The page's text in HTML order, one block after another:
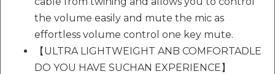
the volume easily and mute the mic as
effortless volume control one key mute.
【ULTRA LIGHTWEIGHT ANB COMFORTADLE
DO YOU HAVE SUCHAN EXPERIENCE】